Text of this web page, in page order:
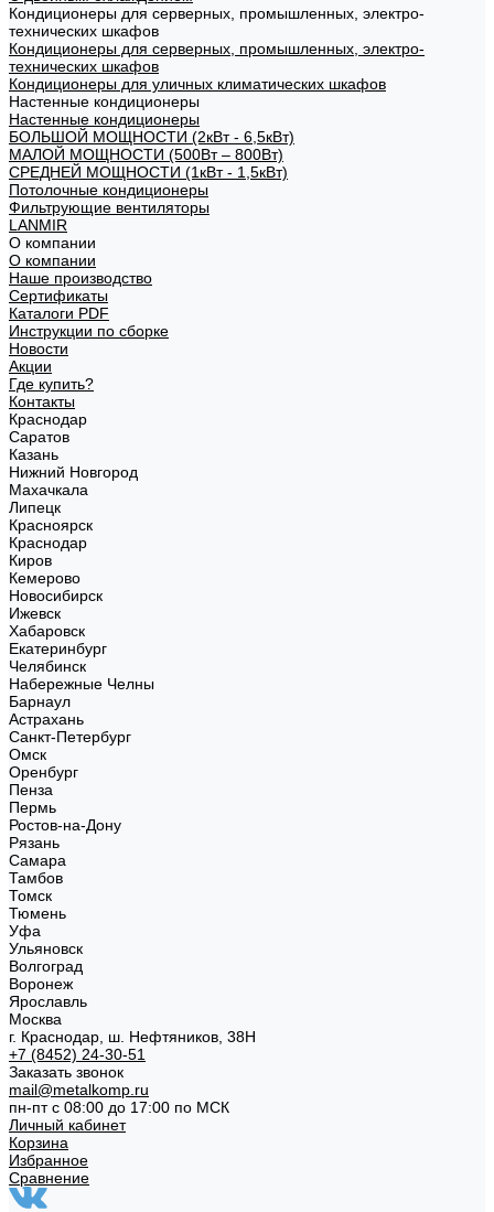
Кондиционеры для серверных, промышленных, электро-
технических шкафов
Кондиционеры для серверных, промышленных, электро-
технических шкафов
Кондиционеры для уличных климатических шкафов
Настенные кондиционеры
Настенные кондиционеры
БОЛЬШОЙ МОЩНОСТИ (2кВт - 6,5кВт)
МАЛОЙ МОЩНОСТИ (500Вт – 800Вт)
СРЕДНЕЙ МОЩНОСТИ (1кВт - 1,5кВт)
Потолочные кондиционеры
Фильтрующие вентиляторы
LANMIR
О компании
О компании
Наше производство
Сертификаты
Каталоги PDF
Инструкции по сборке
Новости
Акции
Где купить?
Контакты
Краснодар
Саратов
Казань
Нижний Новгород
Махачкала
Липецк
Красноярск
Краснодар
Киров
Кемерово
Новосибирск
Ижевск
Хабаровск
Екатеринбург
Челябинск
Набережные Челны
Барнаул
Астрахань
Санкт-Петербург
Омск
Оренбург
Пенза
Пермь
Ростов-на-Дону
Рязань
Самара
Тамбов
Томск
Тюмень
Уфа
Ульяновск
Волгоград
Воронеж
Ярославль
Москва
г. Краснодар, ш. Нефтяников, 38Н
+7 (8452) 24-30-51
Заказать звонок
mail@metalkomp.ru
пн-пт с 08:00 до 17:00 по МСК
Личный кабинет
Корзина
Избранное
Сравнение